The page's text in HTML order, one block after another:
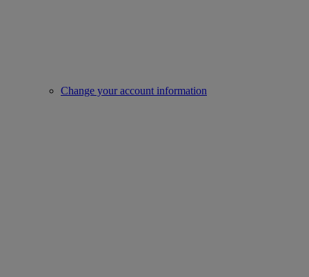
Change your account information